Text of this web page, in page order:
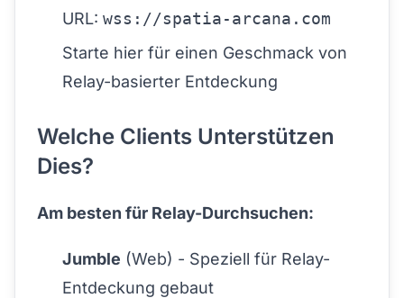
URL: wss://spatia-arcana.com
Starte hier für einen Geschmack von
Relay-basierter Entdeckung
Welche Clients Unterstützen
Dies?
Am besten für Relay-Durchsuchen:
Jumble (Web) - Speziell für Relay-
Entdeckung gebaut